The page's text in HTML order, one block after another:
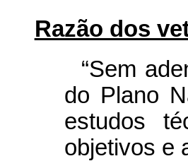
Razão dos
“Sem
do Plano
estudos
objetivos e